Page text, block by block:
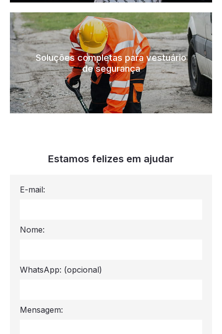
Soluções completas para vestuário
de segurança
Estamos felizes em ajudar
E-mail:
Nome:
WhatsApp: (opcional)
Mensagem: